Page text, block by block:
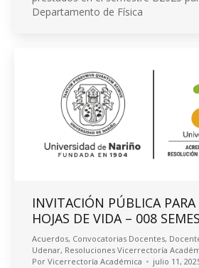
Departamento de Física
INVITACIÓN PÚBLICA PARA
HOJAS DE VIDA – 008
Acuerdos, Convocatorias Docentes,
Udenar, Resoluciones Vicerrectoría
Por Vicerrectoría Académica julio 11,